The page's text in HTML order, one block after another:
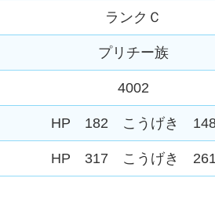
ランクＣ
プリチー族
4002
HP 182 こうげき
HP 317 こうげき 261